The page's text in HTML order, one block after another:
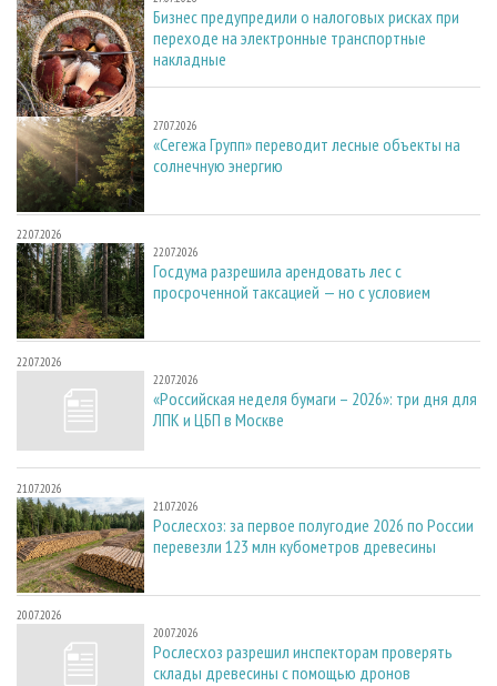
Бизнес предупредили о налоговых рисках при
переходе на электронные транспортные
накладные
27.07.2026
27.07.2026
«Сегежа Групп» переводит лесные объекты на
солнечную энергию
22.07.2026
22.07.2026
Госдума разрешила арендовать лес с
просроченной таксацией — но с условием
22.07.2026
22.07.2026
«Российская неделя бумаги – 2026»: три дня для
ЛПК и ЦБП в Москве
21.07.2026
21.07.2026
Рослесхоз: за первое полугодие 2026 по России
перевезли 123 млн кубометров древесины
20.07.2026
20.07.2026
Рослесхоз разрешил инспекторам проверять
склады древесины с помощью дронов